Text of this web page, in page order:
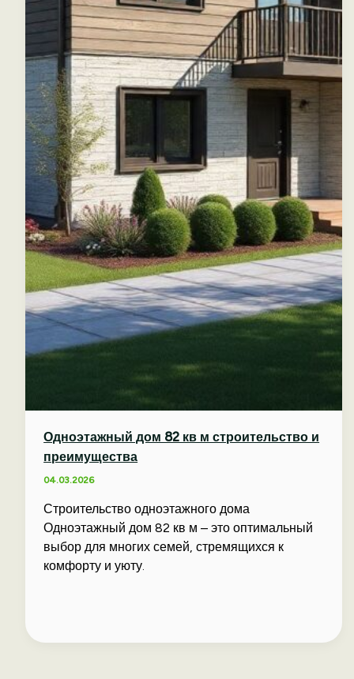
Одноэтажный дом 82 кв м строительство и
преимущества
04.03.2026
Строительство одноэтажного дома
Одноэтажный дом 82 кв м – это оптимальный
выбор для многих семей, стремящихся к
комфорту и уюту.